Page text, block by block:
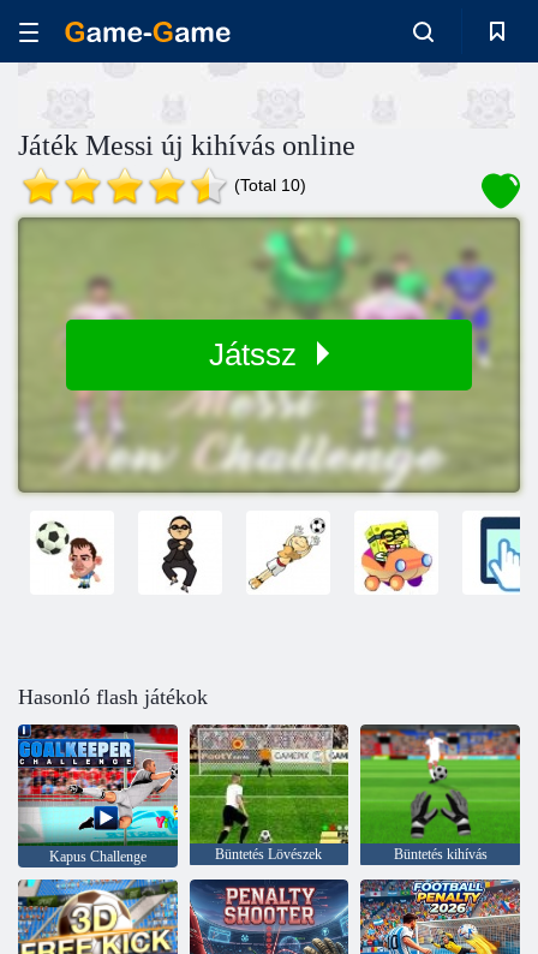
Játék Messi új kihívás online
(Total 10)
Játssz
Hasonló flash játékok
Kapus Challenge Büntetés Lövészek Büntetés kihívás